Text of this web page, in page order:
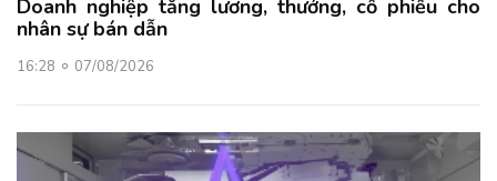
Doanh nghiệp tăng lương, thưởng, cổ phiếu cho
nhân sự bán dẫn
16:28 07/08/2026